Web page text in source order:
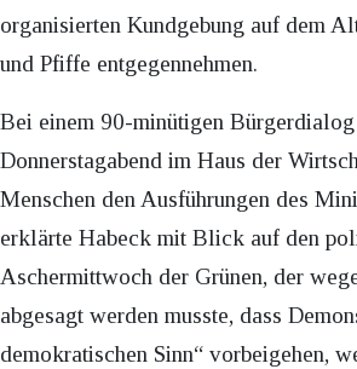
organisierten Kundgebung auf dem
und Pfiffe entgegennehmen.
Bei einem 90-minütigen Bürgerdialog
Donnerstagabend im Haus der
Menschen den Ausführungen des
erklärte Habeck mit Blick auf den
Aschermittwoch der Grünen, der
abgesagt werden musste, dass
demokratischen Sinn“ vorbeigehen,